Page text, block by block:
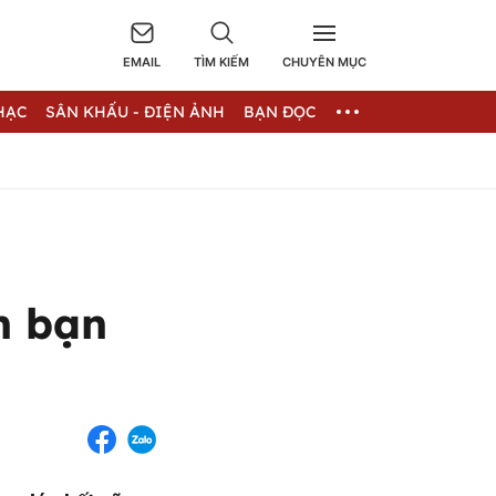
EMAIL TÌM KIẾM CHUYÊN MỤC
SÂN KHẤU - ĐIỆN ẢNH BẠN ĐỌC
bạn